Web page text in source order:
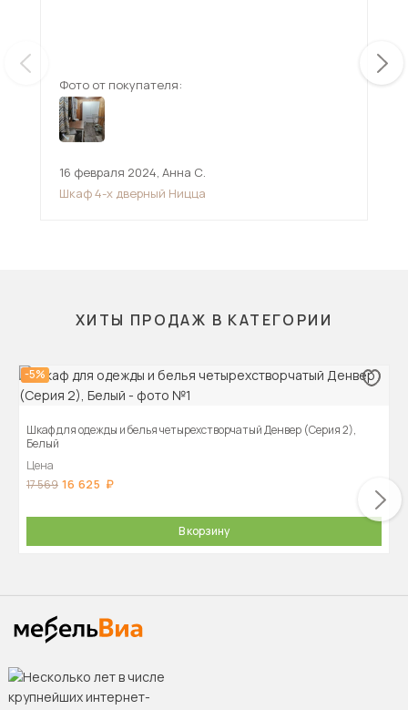
Фото от покупателя:
16 февраля 2024, Анна С.
Шкаф 4-х дверный Ницца
ХИТЫ ПРОДАЖ В КАТЕГОРИИ
-5%
Шкаф для одежды и белья четырехстворчатый Денвер (Серия 2),
Белый
Цена
17 569 16 625
В корзину